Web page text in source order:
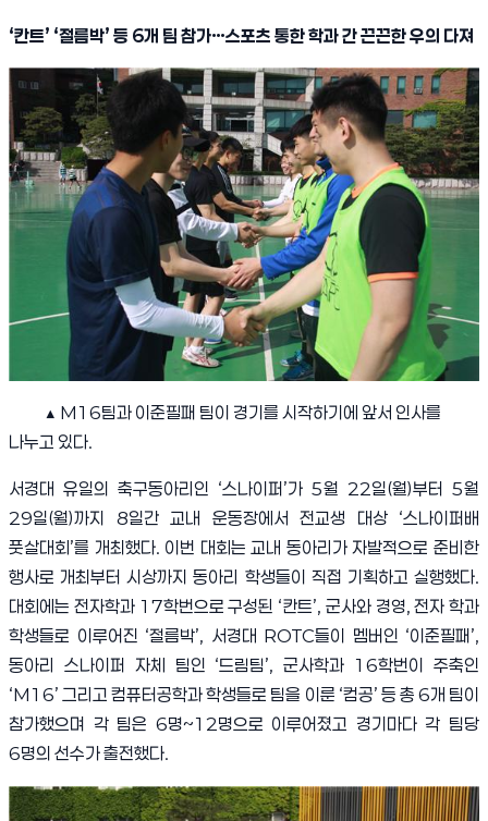
‘칸트’ ‘절름박’ 등 6개 팀 참가…스포츠 통한 학과 간 끈끈한 우의 다져
▲ M16팀과 이준필패 팀이 경기를 시작하기에 앞서 인사를
나누고 있다.
서경대 유일의 축구동아리인 ‘스나이퍼 ’가 5월 22일(월)부터 5월
29일(월)까지 8일간 교내 운동장에서 전교생 대상 ‘스나이퍼배
풋살대회 ’를 개최했다. 이번 대회는 교내 동아리가 자발적으로 준비한
행사로 개최부터 시상까지 동아리 학생들이 직접 기획하고 실행했다.
대회에는 전자학과 17학번으로 구성된 ‘칸트’, 군사와 경영,전자 학과
학생들로 이루어진 ‘절름박’, 서경대 ROTC들이 멤버인 ‘이준필패 ’,
동아리 스나이퍼 자체 팀인 ‘드림팀’,군사학과 16학번이 주축인
‘M16’그리고 컴퓨터공학과 학생들로 팀을 이룬 ‘컴공’ 등 총 6개 팀이
참가했으며 각 팀은 6명~12명으로 이루어졌고 경기마다 각 팀당
6명의 선수가 출전했다.